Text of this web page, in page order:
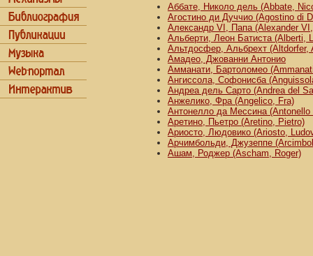
Аббате, Николо дель (Abbate,
Агостино ди Дуччио (Agostino di
Александр VI, Папа (Alexander
Альберти, Леон Батиста (Alberti,
Альтдосфер, Альбрехт (Altdorfer,
Амадео, Джованни Антонио
Амманати, Бартоломео
Ангиссола, Софонисба
Андреа дель Сарто (Andrea del
Анжелико, Фра (Angelico, Fra)
Антонелло да Мессина (Antonello
Аретино, Пьетро (Aretino, Pietro)
Ариосто, Людовико (Ariosto,
Арчимбольди, Джузеппе
Ашам, Роджер (Ascham, Roger)